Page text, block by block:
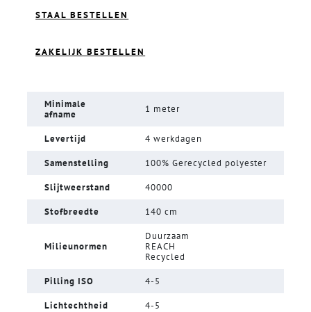
STAAL BESTELLEN
ZAKELIJK BESTELLEN
Minimale
afname
1 meter
Levertijd 4 werkdagen
Samenstelling 100% Gerecycled polyester
Slijtweerstand 40000
Stofbreedte 140 cm
Milieunormen
Duurzaam
REACH
Recycled
Pilling ISO 4-5
Lichtechtheid 4-5